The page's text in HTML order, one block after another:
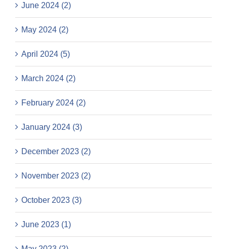
June 2024 (2)
May 2024 (2)
April 2024 (5)
March 2024 (2)
February 2024 (2)
January 2024 (3)
December 2023 (2)
November 2023 (2)
October 2023 (3)
June 2023 (1)